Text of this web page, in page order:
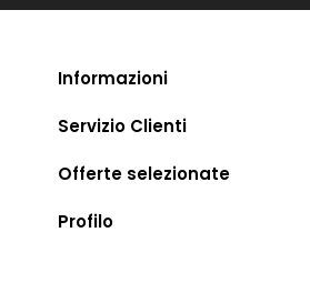
Informazioni
Servizio Clienti
Offerte selezionate
Profilo